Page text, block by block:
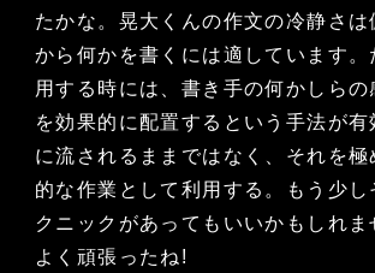
たかな。晃大くんの作文の冷静さは
から何かを書くには適しています。
用する時には、書き手の何かしらの
を効果的に配置するという手法が有
に流されるままではなく、それを極
的な作業として利用する。もう少し
クニックがあってもいいかもしれま
よく頑張ったね!